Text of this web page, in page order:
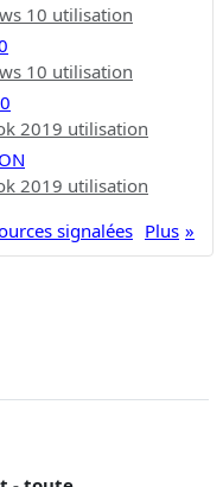
10 utilisation
10 utilisation
2019 utilisation
2019 utilisation
Plus
signalées